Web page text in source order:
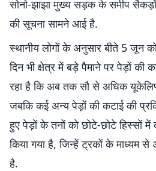
सोनो-झाझा मुख्य सड़क के समीप
की सूचना सामने आई है.
स्थानीय लोगों के अनुसार बीते 5 जून
दिन भी क्षेत्र में बड़े पैमाने पर पेड़ों की
रहा है कि अब तक सौ से अधिक
जबकि कई अन्य पेड़ों की कटाई की
हुए पेड़ों के तनों को छोटे-छोटे हिस्सों
किया गया है, जिन्हें ट्रकों के माध्यम से
है.